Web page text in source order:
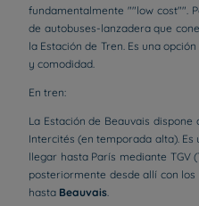
fundamentalmente ""low cost"".
de autobuses-lanzadera que
la Estación de Tren. Es una
y comodidad.
En tren:
La Estación de Beauvais dispone
Intercités (en temporada alta).
llegar hasta París mediante TGV
posteriormente desde allí con
hasta Beauvais.